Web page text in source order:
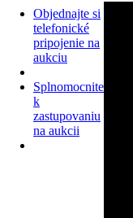
Objednajte si
telefonické
pripojenie na
aukciu
Splnomocnite
k
zastupovaniu
na aukcii